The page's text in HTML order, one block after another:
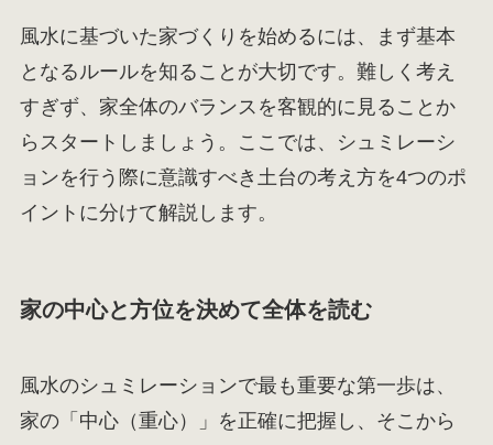
風水に基づいた家づくりを始めるには、まず基本
となるルールを知ることが大切です。難しく考え
すぎず、家全体のバランスを客観的に見ることか
らスタートしましょう。ここでは、シュミレーシ
ョンを行う際に意識すべき土台の考え方を4つのポ
イントに分けて解説します。
家の中心と方位を決めて全体を読む
風水のシュミレーションで最も重要な第一歩は、
家の「中心（重心）」を正確に把握し、そこから